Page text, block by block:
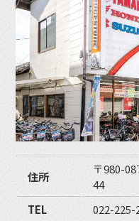
住所
〒980-
44
TEL
022-225-